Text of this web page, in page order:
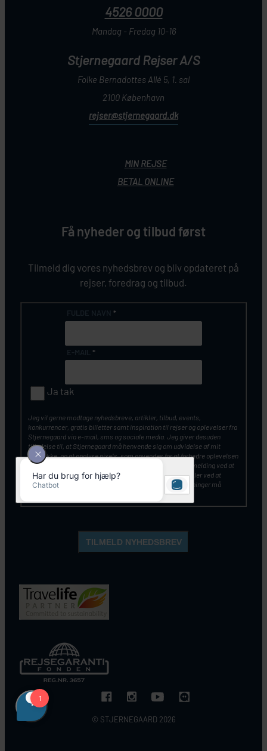
© STJERNEGAARD 2026
4526 0000
Mandag - Fredag 10-16
Stjernegaard Rejser A/S
Folke Bernadottes Allé 5, 1. sal
2100 København
rejser@stjernegaard.dk
MIN REJSE
BETAL ONLINE
Få nyheder og tilbud først
Tilmeld dig vores nyhedsbrev og bliv opdateret på
rejser, foredrag og tilbud.
*
*
Ja tak
Jeg vil gerne modtage nyhedsbreve, artikler, tilbud, events,
konkurrencer, gratis billetter samt inspiration til rejser og oplevelser fra
Stjernegaard via e-mail, sms og sociale media. Jeg giver desuden
tilladelse til, at Stjernegaard må henvende sig om udvidelse af mit
samtykke, og at analyse pixels, som anvendes for at forbedre oplevelsen
af vores kommunikation. Du kan altid tilbagekalde din tilmelding ved at
klikke på ”Afmeld nyhedsbrev” nederst i nyhedsbrevet – eller ved at
kontakte Stjernegaards kundeservice. Mine personoplysninger må